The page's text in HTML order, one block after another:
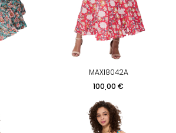
MAXI8042A
Prix
100,00 €